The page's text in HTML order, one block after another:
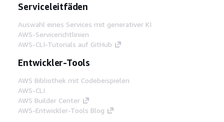
Serviceleitfäden
Auswahl eines Services mit generativer KI
AWS-Servicerichtlinien
AWS-CLI-Tutorials auf GitHub
Entwickler-Tools
AWS Bibliothek mit Codebeispielen
AWS-CLI
AWS Builder Center
AWS-Entwickler-Tools Blog